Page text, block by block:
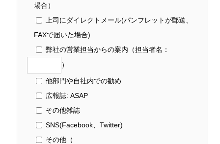
場合）
上司にダイレクトメール(パンフレットが郵送、
FAXで届いた場合)
弊社の営業担当からの案内 （担当者名：
）
他部門や自社内での勧め
広報誌: ASAP
その他雑誌
SNS(Facebook、Twitter)
その他 （